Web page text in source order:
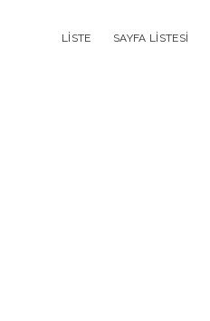
LISTE SAYFA LISTESI